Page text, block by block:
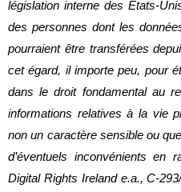
législation interne des États-
des personnes dont les
pourraient être transférées
cet égard, il importe peu, pour
dans le droit fondamental au
informations relatives à la vie
non un caractère sensible ou
d’éventuels inconvénients en
Digital Rights Ireland e.a.,